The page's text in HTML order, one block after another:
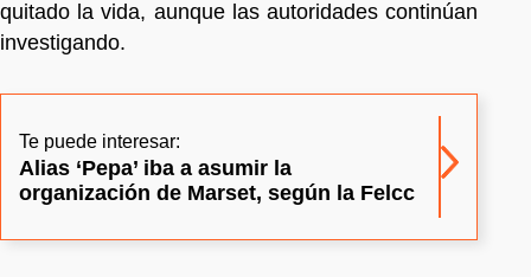
quitado la vida, aunque las autoridades continúan
investigando.
Te puede interesar:
Alias ‘Pepa’ iba a asumir la
organización de Marset, según la Felcc